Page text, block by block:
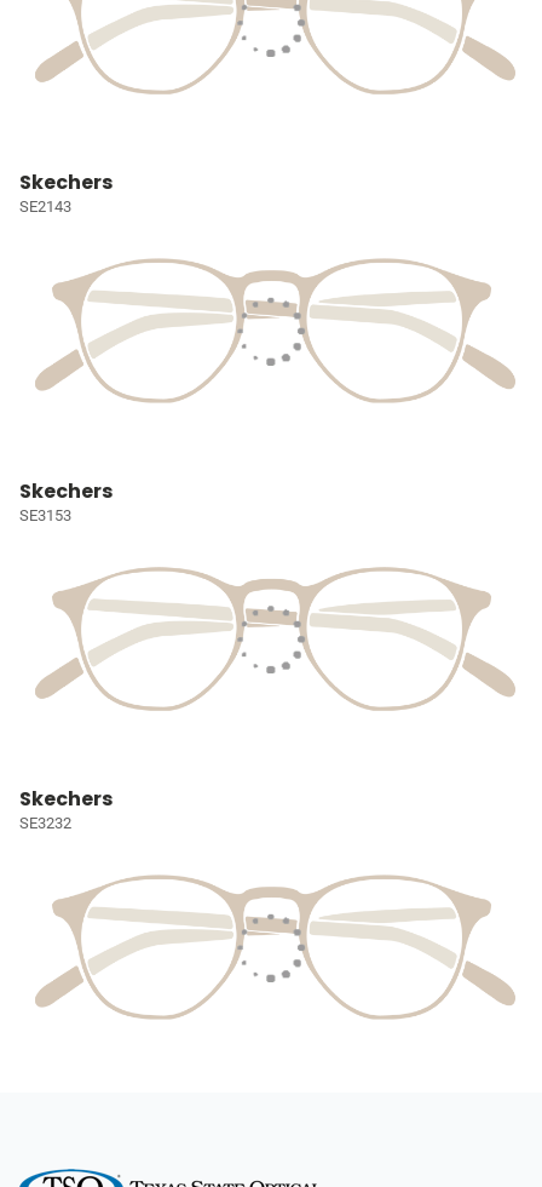
Skechers
SE2143
Skechers
SE3153
Skechers
SE3232